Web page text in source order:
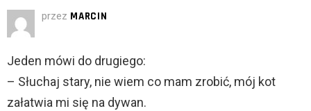
przez MARCIN
Jeden mówi do drugiego:
– Słuchaj stary, nie wiem co mam zrobić, mój kot
załatwia mi się na dywan.